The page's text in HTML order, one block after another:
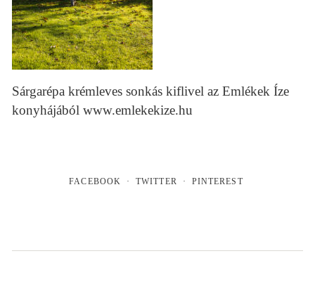
Sárgarépa krémleves sonkás kiflivel az Emlékek Íze
konyhájából www.emlekekize.hu
FACEBOOK TWITTER PINTEREST